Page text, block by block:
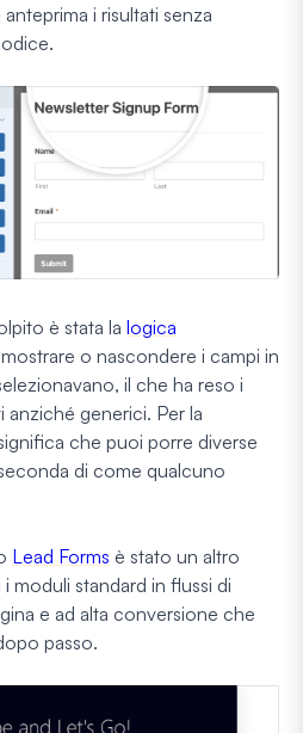
i risultati senza
è stata la logica
o nascondere i campi in
il che ha reso i
anziché generici. Per la
che puoi porre diverse
di come qualcuno
Lead Forms è stato un altro
moduli standard in flussi di
e ad alta conversione che
passo.